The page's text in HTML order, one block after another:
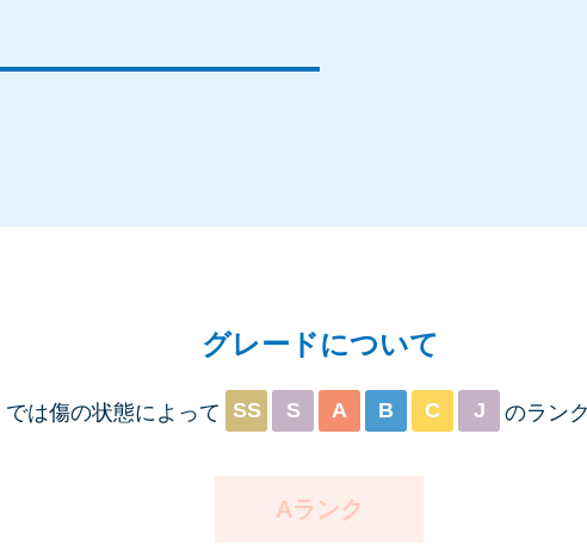
グレードについて
では傷の状態によって SS S A B C J のラン
Aランク